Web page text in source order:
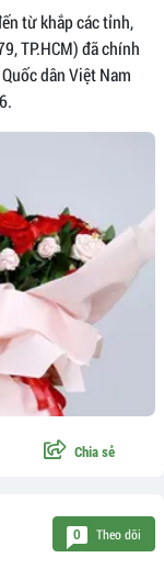
từ khắp các tỉnh,
TP.HCM) đã chính
dân Việt Nam
Chia sẻ
0 Theo dõi